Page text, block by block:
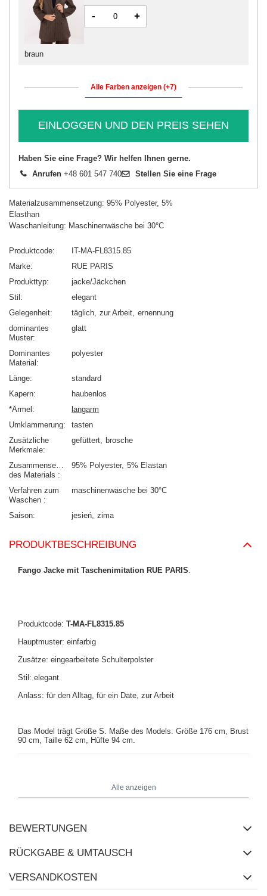
braun
- +
Alle Farben anzeigen (+7)
EINLOGGEN UND DEN PREIS SEHEN
Haben Sie eine Frage? Wir helfen Ihnen gerne.
Anrufen +48 601 547 740 Stellen Sie eine Frage
Materialzusammensetzung: 95% Polyester, 5%
Elasthan
Waschanleitung: Maschinenwäsche bei 30°C
Produktcode
IT-MA-FL8315.85
Marke
RUE PARIS
Produkttyp
jacke/Jäckchen
Stil
elegant
Gelegenheit
täglich zur Arbeit ernennung
dominantes
Muster
glatt
Dominantes
Material
polyester
Länge
standard
Kapern
haubenlos
*Ärmel
langarm
Umklammerung
tasten
Zusätzliche
Merkmale
gefüttert brosche
Zusammensetzung
des Materials
95% Polyester 5% Elastan
Verfahren zum
Waschen
maschinenwäsche bei 30°C
Saison jesień zima
PRODUKTBESCHREIBUNG
Fango Jacke mit Taschenimitation RUE PARIS
Produktcode: T-MA-FL8315.85
Hauptmuster: einfarbig
Zusätze: eingearbeitete Schulterpolster
Stil: elegant
Anlass: für den Alltag, für ein Date, zur Arbeit
Das Model trägt Größe S. Maße des Models: Größe 176 cm, Brust
90 cm, Taille 62 cm, Hüfte 94 cm.
Alle anzeigen
BEWERTUNGEN
RÜCKGABE & UMTAUSCH
VERSANDKOSTEN